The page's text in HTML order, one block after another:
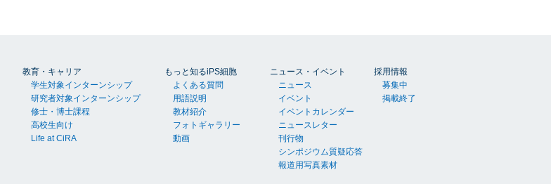
教育・キャリア
学生対象インターンシップ
研究者対象インターンシップ
修士・博士課程
高校生向け
Life at CiRA
もっと知るiPS細胞
よくある質問
用語説明
教材紹介
フォトギャラリー
動画
ニュース・イベント
ニュース
イベント
イベントカレンダー
ニュースレター
刊行物
シンポジウム質疑応答
報道用写真素材
採用情報
募集中
掲載終了